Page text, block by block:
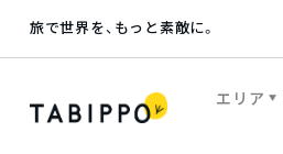
旅で世界を、もっと素敵に。
エリア